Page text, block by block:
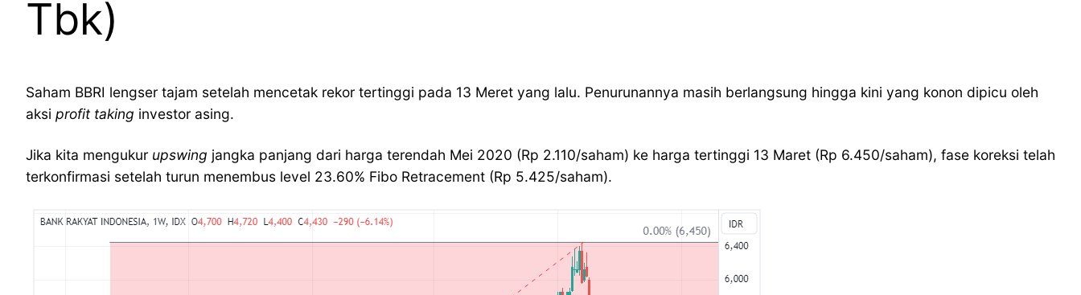
Tbk)
Saham BBRI lengser tajam setelah mencetak rekor tertinggi pada 13 Meret yang lalu. Penurunannya masih berlangsung hingga kini yang konon dipicu oleh
aksi profit taking investor asing.
Jika kita mengukur upswing jangka panjang dari harga terendah Mei 2020 (Rp 2.110/saham) ke harga tertinggi 13 Maret (Rp 6.450/saham), fase koreksi telah
terkonfirmasi setelah turun menembus level 23.60% Fibo Retracement (Rp 5.425/saham).